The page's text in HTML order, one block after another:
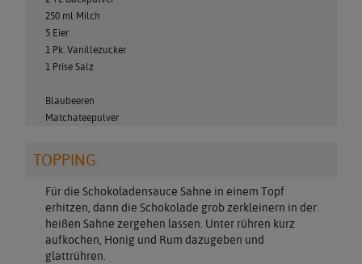
250 ml Milch
5 Eier
1 Pk. Vanillezucker
1 Prise Salz
Blaubeeren
Matchateepulver
TOPPING:
Für die Schokoladensauce Sahne in einem Topf
erhitzen, dann die Schokolade grob zerkleinern in der
heißen Sahne zergehen lassen. Unter rühren kurz
aufkochen, Honig und Rum dazugeben und
glattrühren.